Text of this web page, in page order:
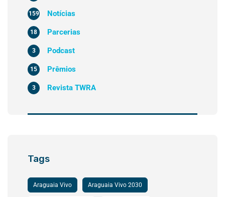
Notícias
159
Parcerias
18
Podcast
3
Prêmios
15
Revista TWRA
3
Tags
Araguaia Vivo Araguaia Vivo 2030